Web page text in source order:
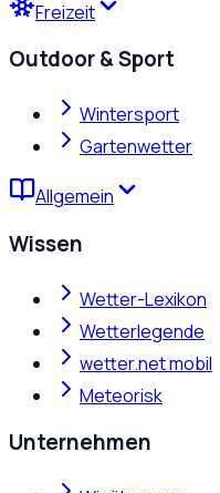
Freizeit
Outdoor & Sport
Wintersport
Gartenwetter
Allgemein
Wissen
Wetter-Lexikon
Wetterlegende
wetter.net mobil
Meteorisk
Unternehmen